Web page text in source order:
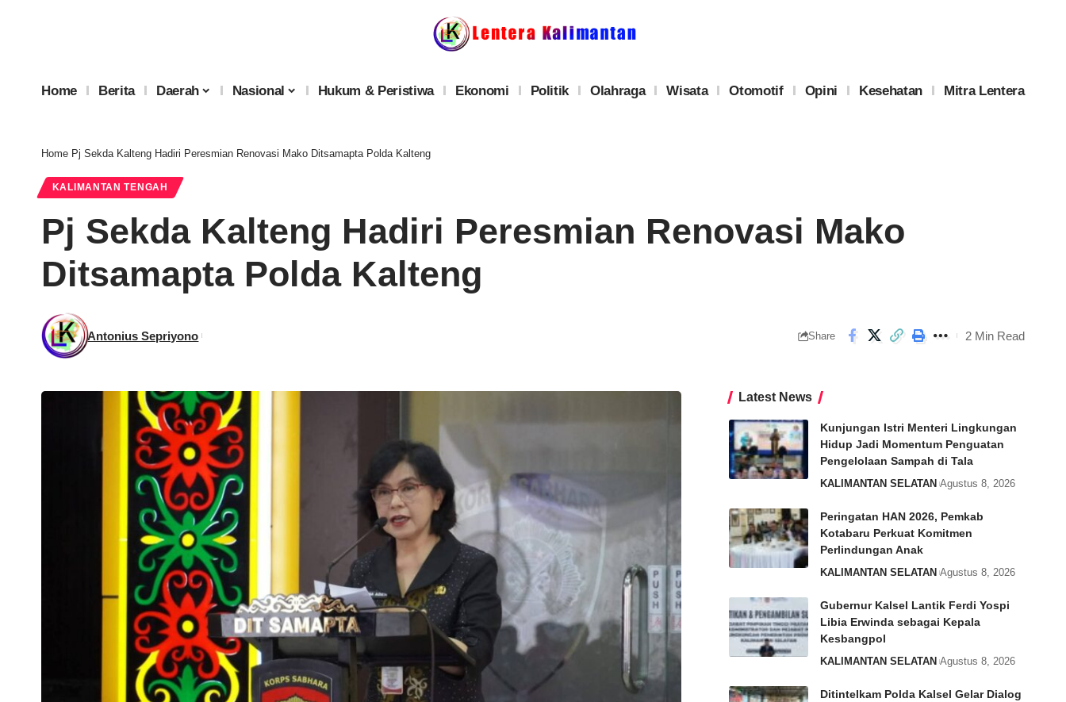
Home Berita Daerah Nasional Hukum & Peristiwa Ekonomi Politik Olahraga Wisata Otomotif Opini Kesehatan Mitra Lentera
Home Pj Sekda Kalteng Hadiri Peresmian Renovasi Mako Ditsamapta Polda Kalteng
KALIMANTAN TENGAH
Pj Sekda Kalteng Hadiri Peresmian Renovasi Mako
Ditsamapta Polda Kalteng
Antonius Sepriyono Share 2 Min Read
Latest News
Kunjungan Istri Menteri Lingkungan
Hidup Jadi Momentum Penguatan
Pengelolaan Sampah di Tala
KALIMANTAN SELATAN Agustus 8, 2026
Peringatan HAN 2026, Pemkab
Kotabaru Perkuat Komitmen
Perlindungan Anak
KALIMANTAN SELATAN Agustus 8, 2026
Gubernur Kalsel Lantik Ferdi Yospi
Libia Erwinda sebagai Kepala
Kesbangpol
KALIMANTAN SELATAN Agustus 8, 2026
Ditintelkam Polda Kalsel Gelar Dialog